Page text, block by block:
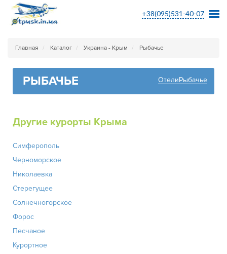
+38(095)531-40-07
Главная Каталог Украина - Крым Рыбачье
РЫБАЧЬЕ ОтелиРыбачье
Другие курорты Крыма
Симферополь
Черноморское
Николаевка
Стерегущее
Солнечногорское
Форос
Песчаное
Курортное